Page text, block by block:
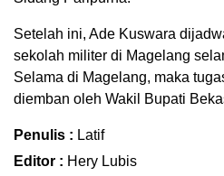
Setelah ini, Ade Kuswara
sekolah militer di Magelang
Selama di Magelang, maka
diemban oleh Wakil Bupati
Penulis : Latif
Editor : Hery Lubis